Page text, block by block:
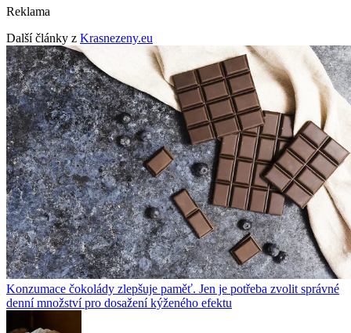
Reklama
Další články z Krasnezeny.eu
Konzumace čokolády zlepšuje paměť. Jen je potřeba zvolit správné
denní množství pro dosažení kýženého efektu